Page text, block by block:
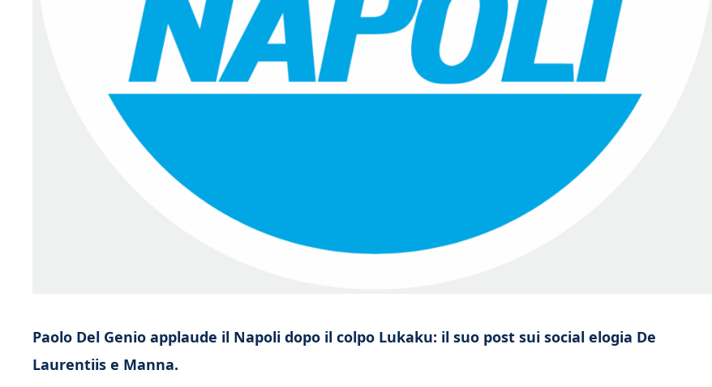
Paolo Del Genio applaude il Napoli dopo il colpo Lukaku: il suo post sui social elogia De
Laurentiis e Manna.